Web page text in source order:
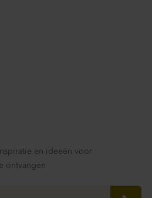
en ideeën voor
ontvangen